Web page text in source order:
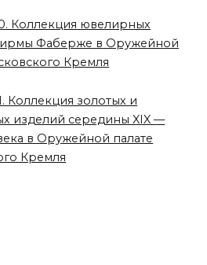
Коллекция ювелирных
Фаберже в Оружейной
Кремля
Коллекция золотых и
изделий середины XIX —
в Оружейной палате
Кремля